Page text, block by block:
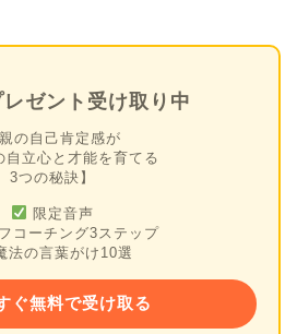
ゼント受け取り中
親の自己肯定感が
自立心と才能を育てる
3つの秘訣】
限定音声
コーチング3ステップ
法の言葉がけ10選
ぐ無料で受け取る